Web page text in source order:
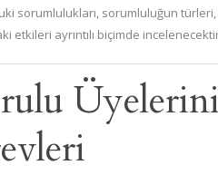
sorumlulukları, sorumluluğun türleri,
etkileri ayrıntılı biçimde